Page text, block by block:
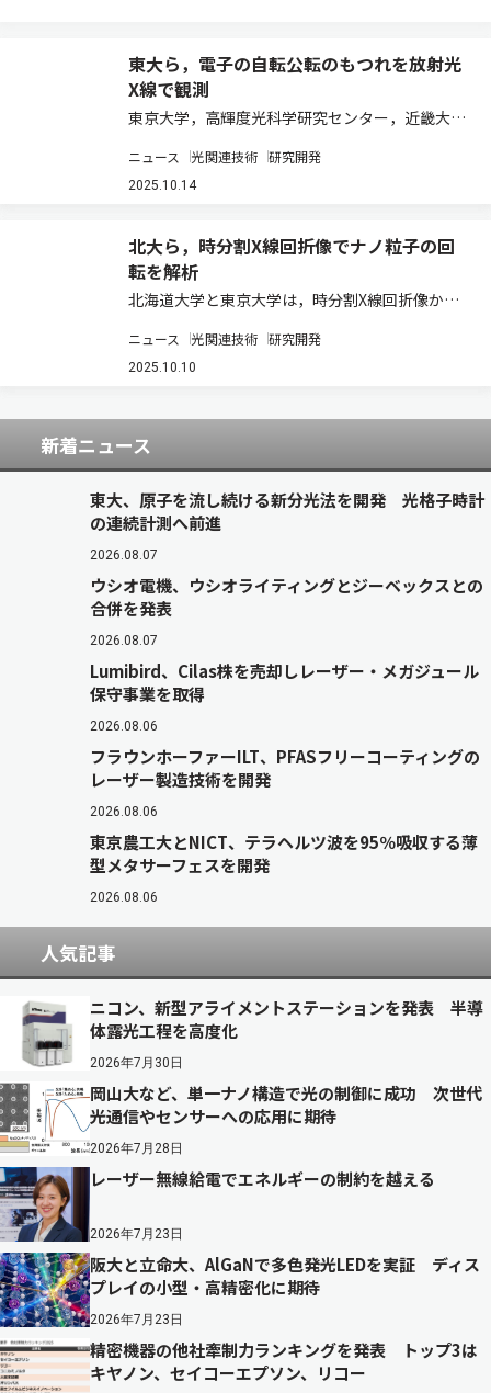
東大ら，電子の自転公転のもつれを放射光
X線で観測
東京大学，高輝度光科学研究センター，近畿大
素周りに存在する4f電子の空間的な広がりを世界
で初めて直接観測した（ニュースリリース）。 4f
ニュース 光関連技術 研究開発
2025.10.14
北大ら，時分割X線回折像でナノ粒子の回
転を解析
北海道⼤学と東京大学は，時分割X線回折像から
クスを測定する新たなX線活用手法の開発に成功
した（ニュースリリース）。 プラスチックやゴム
ニュース 光関連技術 研究開発
2025.10.10
新着ニュース
東大、原子を流し続ける新分光法を開発 光格子時計
の連続計測へ前進
2026.08.07
ウシオ電機、ウシオライティングとジーベックスとの
合併を発表
2026.08.07
Lumibird、Cilas株を売却しレーザー・メガジュール
保守事業を取得
2026.08.06
フラウンホーファーILT、PFASフリーコーティングの
レーザー製造技術を開発
2026.08.06
東京農工大とNICT、テラヘルツ波を95％吸収する薄
型メタサーフェスを開発
2026.08.06
人気記事
ニコン、新型アライメントステーションを発表 半導
体露光工程を高度化
2026年7月30日
岡山大など、単一ナノ構造で光の制御に成功 次世代
光通信やセンサーへの応用に期待
2026年7月28日
レーザー無線給電でエネルギーの制約を越える
2026年7月23日
阪大と立命大、AlGaNで多色発光LEDを実証 ディス
プレイの小型・高精密化に期待
2026年7月23日
精密機器の他社牽制力ランキングを発表 トップ3は
キヤノン、セイコーエプソン、リコー